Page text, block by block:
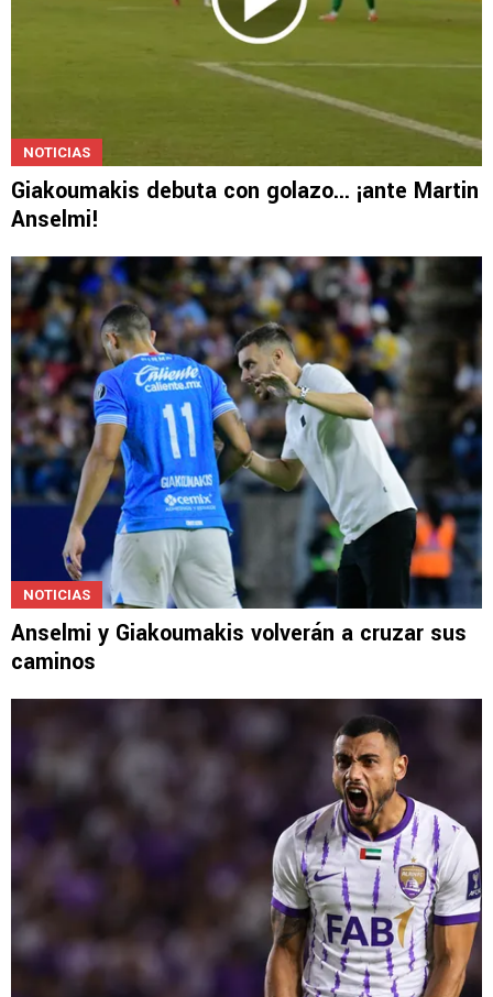
Giakoumakis debuta con golazo... ¡ante Martin
Anselmi!
Anselmi y Giakoumakis volverán a cruzar sus
caminos